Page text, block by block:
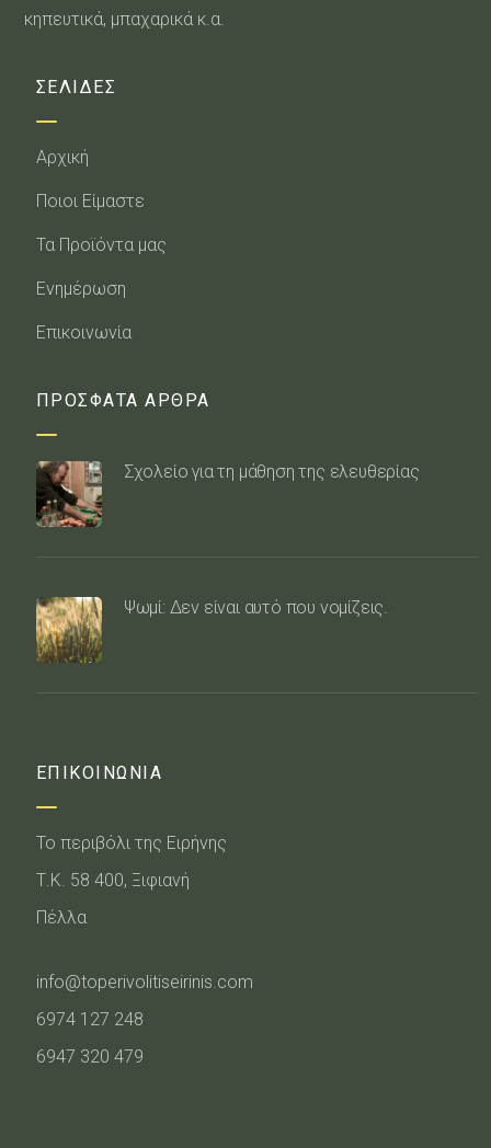
κηπευτικά, μπαχαρικά κ.α.
ΣΕΛΙΔΕΣ
Αρχική
Ποιοι Είμαστε
Τα Προϊόντα μας
Ενημέρωση
Επικοινωνία
ΠΡΟΣΦΑΤΑ ΑΡΘΡΑ
Σχολείο για τη μάθηση της ελευθερίας
Ψωμί: Δεν είναι αυτό που νομίζεις.
ΕΠΙΚΟΙΝΩΝΙΑ
Το περιβόλι της Ειρήνης
Τ.Κ. 58 400, Ξιφιανή
Πέλλα
info@toperivolitiseirinis.com
6974 127 248
6947 320 479